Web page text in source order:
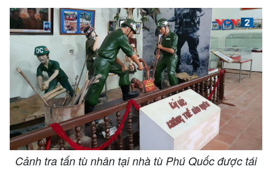
Cảnh tra tấn tù nhân tại nhà tù Phú Quốc được tái